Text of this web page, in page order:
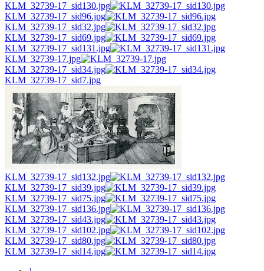
KLM_32739-17_sid130.jpg
KLM_32739-17_sid96.jpg
KLM_32739-17_sid32.jpg
KLM_32739-17_sid69.jpg
KLM_32739-17_sid131.jpg
KLM_32739-17.jpg
KLM_32739-17_sid34.jpg
KLM_32739-17_sid7.jpg
KLM_32739-17_sid132.jpg
KLM_32739-17_sid39.jpg
KLM_32739-17_sid75.jpg
KLM_32739-17_sid136.jpg
KLM_32739-17_sid43.jpg
KLM_32739-17_sid102.jpg
KLM_32739-17_sid80.jpg
KLM_32739-17_sid14.jpg